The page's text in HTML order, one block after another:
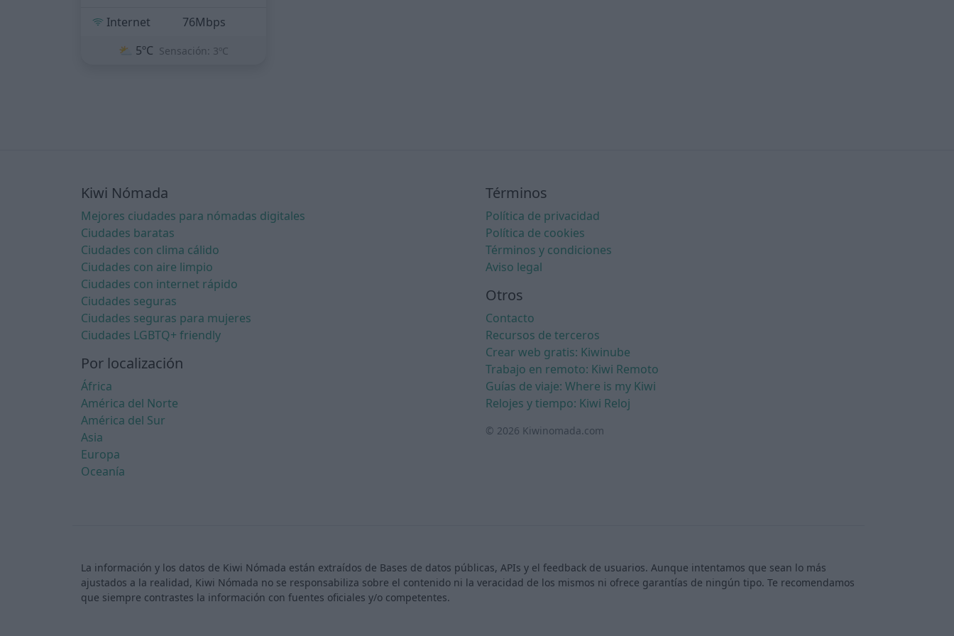
Internet
76Mbps
⛅ 5ºC Sensación: 3ºC
Kiwi Nómada
Mejores ciudades para nómadas digitales
Ciudades baratas
Ciudades con clima cálido
Ciudades con aire limpio
Ciudades con internet rápido
Ciudades seguras
Ciudades seguras para mujeres
Ciudades LGBTQ+ friendly
Por localización
África
América del Norte
América del Sur
Asia
Europa
Oceanía
Términos
Política de privacidad
Política de cookies
Términos y condiciones
Aviso legal
Otros
Contacto
Recursos de terceros
Crear web gratis: Kiwinube
Trabajo en remoto: Kiwi Remoto
Guías de viaje: Where is my Kiwi
Relojes y tiempo: Kiwi Reloj
© 2026 Kiwinomada.com
La información y los datos de Kiwi Nómada están extraídos de Bases de datos públicas, APIs y el feedback de usuarios. Aunque intentamos que sean lo más
ajustados a la realidad, Kiwi Nómada no se responsabiliza sobre el contenido ni la veracidad de los mismos ni ofrece garantías de ningún tipo. Te recomendamos
que siempre contrastes la información con fuentes oficiales y/o competentes.